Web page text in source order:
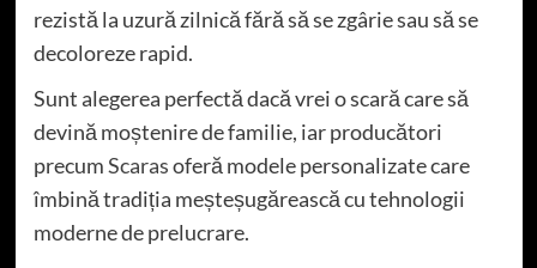
rezistă la uzură zilnică fără să se zgârie sau să se
decoloreze rapid.
Sunt alegerea perfectă dacă vrei o scară care să
devină moștenire de familie, iar producători
precumScarasoferă modele personalizate care
îmbină tradiția meșteșugărească cu tehnologii
moderne de prelucrare.